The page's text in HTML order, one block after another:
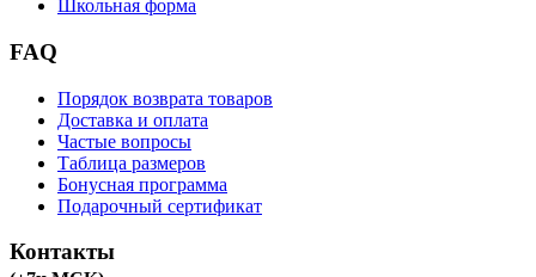
Школьная форма
FAQ
Порядок возврата товаров
Доставка и оплата
Частые вопросы
Таблица размеров
Бонусная программа
Подарочный сертификат
Контакты